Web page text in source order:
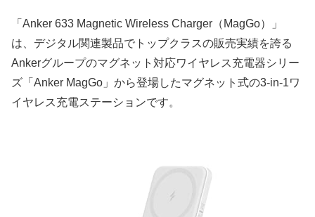
「Anker 633 Magnetic Wireless Charger（MagGo）」
は、デジタル関連製品でトップクラスの販売実績を誇る
Ankerグループのマグネット対応ワイヤレス充電器シリー
ズ「Anker MagGo」から登場したマグネット式の3-in-1ワ
イヤレス充電ステーションです。